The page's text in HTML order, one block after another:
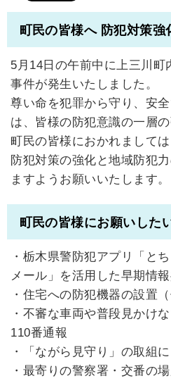
町民の皆様へ 防犯対策強
5月14日の午前中に上三川町
事件が発生いたしました。
尊い命を犯罪から守り、安
は、皆様の防犯意識の一層の
町民の皆様におかれまして
防犯対策の強化と地域防犯
ますようお願いいたします。
町民の皆様にお願いした
・栃木県警防犯アプリ「と
メール」を活用した早期情
・住宅への防犯機器の設置
・不審な車両や普段見かけ
110番通報
・「ながら見守り」の取組
・最寄りの警察署・交番の